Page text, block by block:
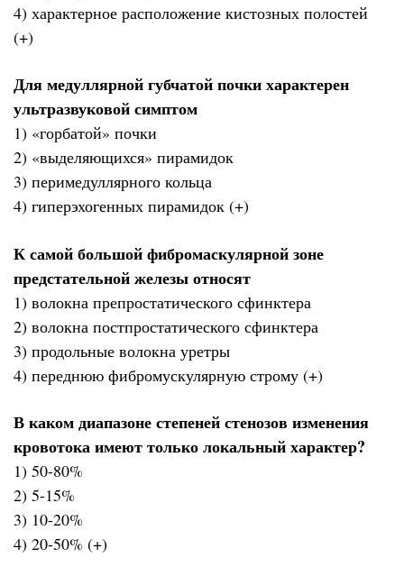
4) характерное расположение кистозных полостей
(+)
Для медуллярной губчатой почки характерен
ультразвуковой симптом
1) «горбатой» почки
2) «выделяющихся» пирамидок
3) перимедуллярного кольца
4) гиперэхогенных пирамидок (+)
К самой большой фибромаскулярной зоне
предстательной железы относят
1) волокна препростатического сфинктера
2) волокна постпростатического сфинктера
3) продольные волокна уретры
4) переднюю фибромускулярную строму (+)
В каком диапазоне степеней стенозов изменения
кровотока имеют только локальный характер?
1) 50-80%
2) 5-15%
3) 10-20%
4) 20-50% (+)